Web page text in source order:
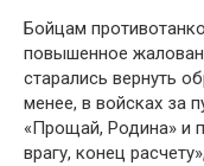
Бойцам
повышенное
старались вернуть
менее, в войсках за
«Прощай, Родина» и
врагу, конец